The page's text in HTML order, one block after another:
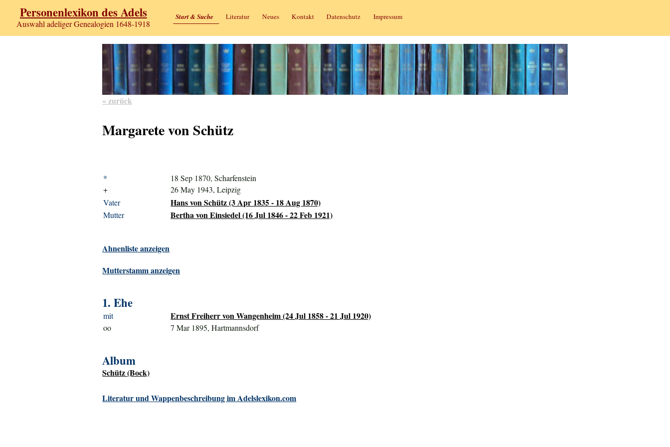
Personenlexikon des Adels
Auswahl adeliger Genealogien 1648-1918
Start & Suche Literatur Neues Kontakt Datenschutz Impressum
« zurück
Margarete von Schütz
*
18 Sep 1870, Scharfenstein
+
26 May 1943, Leipzig
Vater
Hans von Schütz (3 Apr 1835 - 18 Aug 1870)
Mutter Bertha von Einsiedel (16 Jul 1846 - 22 Feb 1921)
Ahnenliste anzeigen
Mutterstamm anzeigen
1. Ehe
mit Ernst Freiherr von Wangenheim (24 Jul 1858 - 21 Jul 1920)
oo 7 Mar 1895, Hartmannsdorf
Album
Schütz (Bock)
Literatur und Wappenbeschreibung im Adelslexikon.com